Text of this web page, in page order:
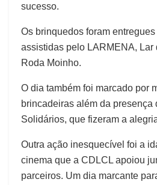
sucesso.
Os brinquedos foram
assistidas pelo LARMENA, Lar
Roda Moinho.
O dia também foi marcado por
brincadeiras além da presença
Solidários, que fizeram a
Outra ação inesquecível foi a
cinema que a CDLCL apoiou
parceiros. Um dia marcante